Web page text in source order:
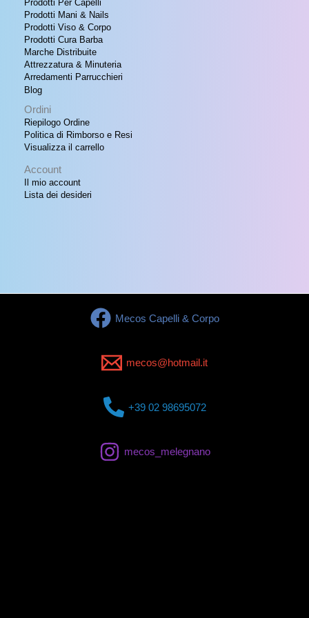
Prodotti Per Capelli
Prodotti Mani & Nails
Prodotti Viso & Corpo
Prodotti Cura Barba
Marche Distribuite
Attrezzatura & Minuteria
Arredamenti Parrucchieri
Blog
Ordini
Riepilogo Ordine
Politica di Rimborso e Resi
Visualizza il carrello
Account
Il mio account
Lista dei desideri
Mecos Capelli & Corpo
mecos@hotmail.it
+39 02 98695072
mecos_melegnano